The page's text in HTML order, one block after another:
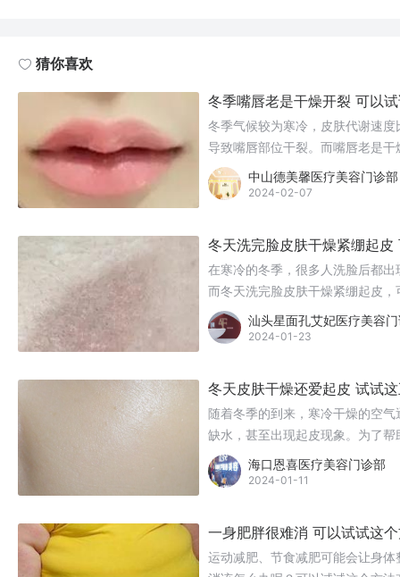
猜你喜欢
冬季嘴唇老是干燥开裂 可以
冬季气候较为寒冷，皮肤代谢速
导致嘴唇部位干裂。而嘴唇老是
中山德美馨医疗美容门诊部
2024-02-07
冬天洗完脸皮肤干燥紧绷起
在寒冷的冬季，很多人洗脸后都
而冬天洗完脸皮肤干燥紧绷起皮
汕头星面孔艾妃医疗美容
2024-01-23
冬天皮肤干燥还爱起皮 试试
随着冬季的到来，寒冷干燥的空
缺水，甚至出现起皮现象。为了
你在冬天也能拥有水嫩肌肤！
海口恩喜医疗美容门诊部
2024-01-11
一身肥胖很难消 可以试试这
运动减肥、节食减肥可能会让身